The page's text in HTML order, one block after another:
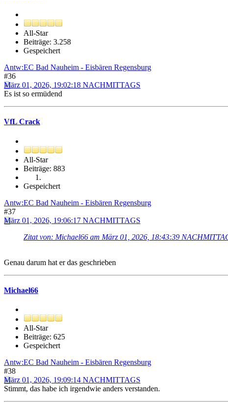
All-Star
Beiträge: 3.258
Gespeichert
Antw:EC Bad Nauheim - Eisbären Regensburg
#36
März 01, 2026, 19:02:18 NACHMITTAGS
Es ist so ermüdend
VfL Crack
All-Star
Beiträge: 883
Gespeichert
Antw:EC Bad Nauheim - Eisbären Regensburg
#37
März 01, 2026, 19:06:17 NACHMITTAGS
Zitat von: Michael66 am März 01, 2026, 18:43:39
Genau darum hat er das geschrieben
Michael66
All-Star
Beiträge: 625
Gespeichert
Antw:EC Bad Nauheim - Eisbären Regensburg
#38
März 01, 2026, 19:09:14 NACHMITTAGS
Stimmt, das habe ich irgendwie anders verstanden.